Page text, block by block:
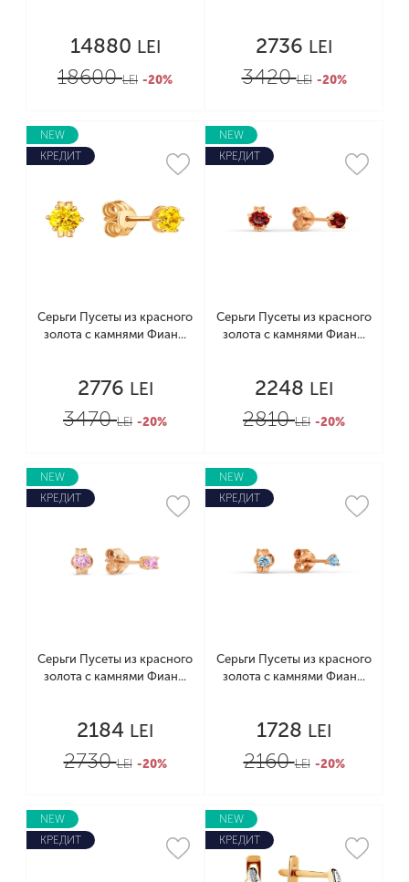
14880 LEI
18600LEI -20%
2736 LEI
3420LEI -20%
NEW
КРЕДИТ
Серьги Пусеты из красного
золота с камнями Фиан...
2776 LEI
3470LEI -20%
NEW
КРЕДИТ
Серьги Пусеты из красного
золота с камнями Фиан...
2248 LEI
2810LEI -20%
NEW
КРЕДИТ
Серьги Пусеты из красного
золота с камнями Фиан...
2184 LEI
2730LEI -20%
NEW
КРЕДИТ
Серьги Пусеты из красного
золота с камнями Фиан...
1728 LEI
2160LEI -20%
NEW
КРЕДИТ
NEW
КРЕДИТ